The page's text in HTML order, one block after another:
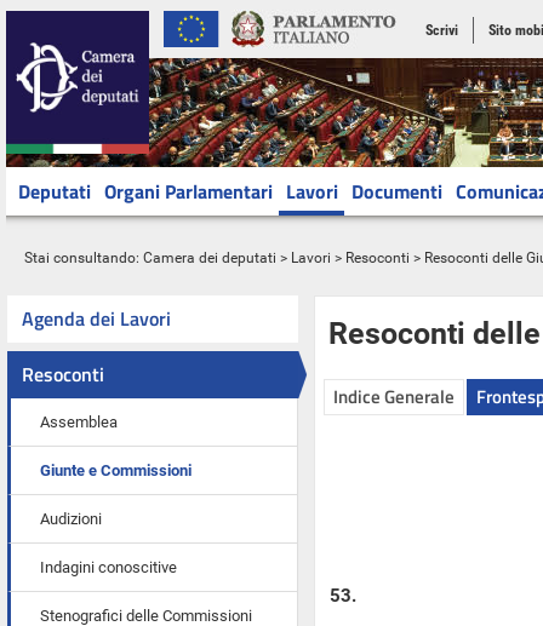
Scrivi Sito
Deputati Organi Parlamentari Lavori Documenti
Stai consultando: Camera dei deputati > Lavori > Resoconti > Resoconti delle
Agenda dei Lavori
Resoconti
Assemblea
Giunte e Commissioni
Audizioni
Indagini conoscitive
Stenografici delle Commissioni
Resoconti
Indice Generale
53.